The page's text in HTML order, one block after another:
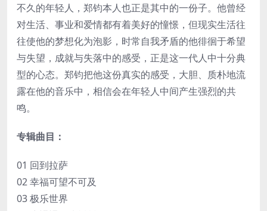
不久的年轻人，郑钧本人也正是其中的一份子。他曾经
对生活、事业和爱情都有着美好的憧憬，但现实生活往
往使他的梦想化为泡影，时常自我矛盾的他徘徊于希望
与失望，成就与失落中的感受，正是这一代人中十分典
型的心态。郑钧把他这份真实的感受，大胆、质朴地流
露在他的音乐中，相信会在年轻人中间产生强烈的共
鸣。
专辑曲目：
01 回到拉萨
02 幸福可望不可及
03 极乐世界